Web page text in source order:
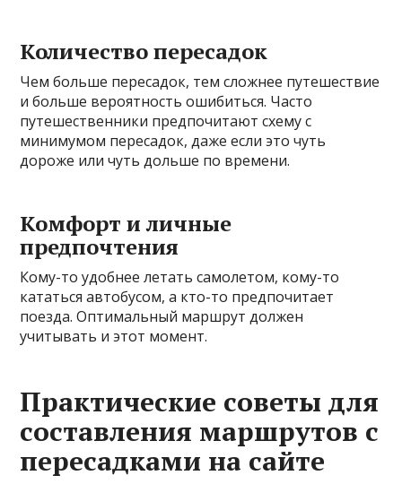
Количество пересадок
Чем больше пересадок, тем сложнее путешествие
и больше вероятность ошибиться. Часто
путешественники предпочитают схему с
минимумом пересадок, даже если это чуть
дороже или чуть дольше по времени.
Комфорт и личные
предпочтения
Кому-то удобнее летать самолетом, кому-то
кататься автобусом, а кто-то предпочитает
поезда. Оптимальный маршрут должен
учитывать и этот момент.
Практические советы для
составления маршрутов с
пересадками на сайте